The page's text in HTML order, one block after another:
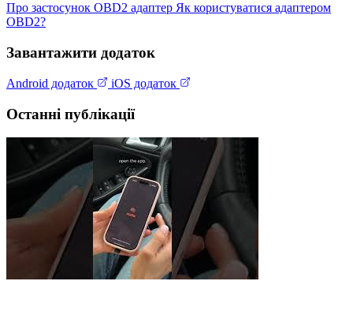
Про застосунок OBD2 адаптер Як користуватися адаптером
OBD2?
Завантажити додаток
Android додаток iOS додаток
Останні публікації